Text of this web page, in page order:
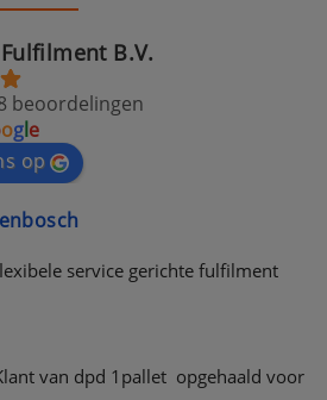
B.V.
beoordelingen
ogle
op
service gerichte fulfilment
van dpd 1pallet  opgehaald voor